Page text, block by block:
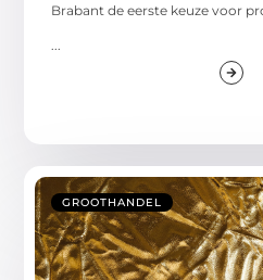
Brabant de eerste keuze voor
...
GROOTHANDEL